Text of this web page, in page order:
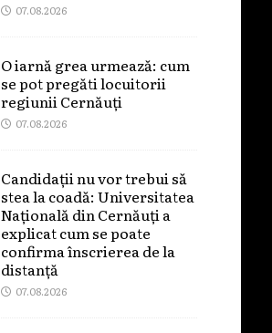
07.08.2026
O iarnă grea urmează: cum
se pot pregăti locuitorii
regiunii Cernăuți
07.08.2026
Candidații nu vor trebui să
stea la coadă: Universitatea
Națională din Cernăuți a
explicat cum se poate
confirma înscrierea de la
distanță
07.08.2026